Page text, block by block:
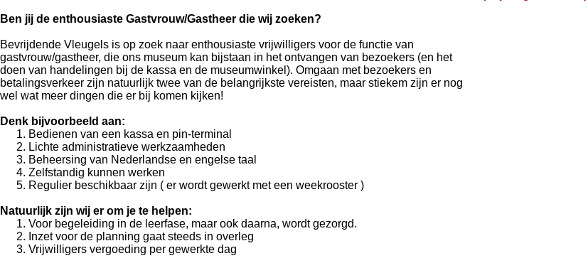
Ben jij de enthousiaste Gastvrouw/Gastheer die wij zoeken?
Bevrijdende Vleugels is op zoek naar enthousiaste vrijwilligers voor de functie van
gastvrouw/gastheer, die ons museum kan bijstaan in het ontvangen van bezoekers (en het
doen van handelingen bij de kassa en de museumwinkel). Omgaan met bezoekers en
betalingsverkeer zijn natuurlijk twee van de belangrijkste vereisten, maar stiekem zijn er nog
wel wat meer dingen die er bij komen kijken!
Denk bijvoorbeeld aan:
Bedienen van een kassa en pin-terminal
Lichte administratieve werkzaamheden
Beheersing van Nederlandse en engelse taal
Zelfstandig kunnen werken
Regulier beschikbaar zijn ( er wordt gewerkt met een weekrooster )
Natuurlijk zijn wij er om je te helpen:
Voor begeleiding in de leerfase, maar ook daarna, wordt gezorgd.
Inzet voor de planning gaat steeds in overleg
Vrijwilligers vergoeding per gewerkte dag